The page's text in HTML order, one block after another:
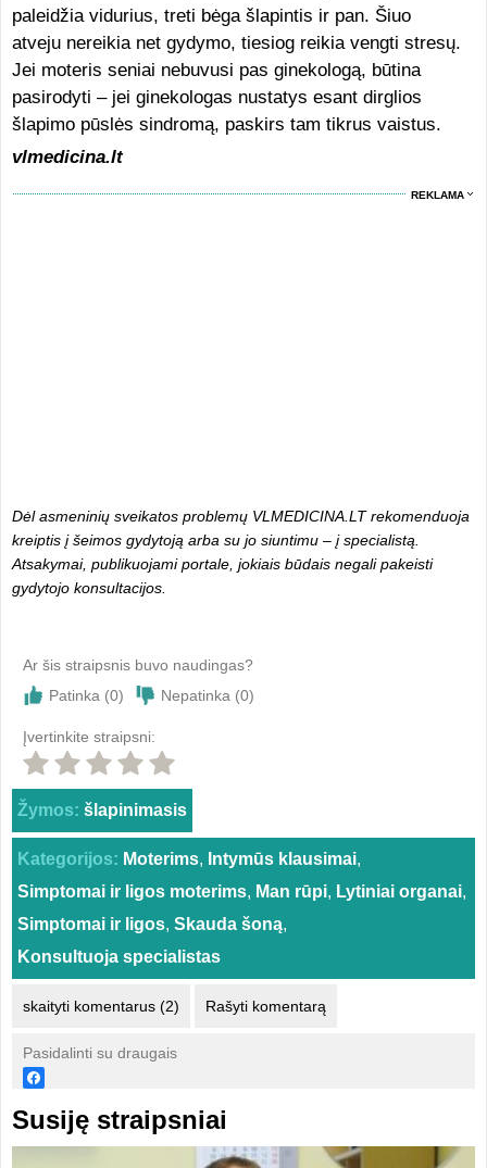
paleidžia vidurius, treti bėga šlapintis ir pan. Šiuo
atveju nereikia net gydymo, tiesiog reikia vengti stresų.
Jei moteris seniai nebuvusi pas ginekologą, būtina
pasirodyti – jei ginekologas nustatys esant dirglios
šlapimo pūslės sindromą, paskirs tam tikrus vaistus.
vlmedicina.lt
REKLAMA
Dėl asmeninių sveikatos problemų VLMEDICINA.LT rekomenduoja
kreiptis į šeimos gydytoją arba su jo siuntimu – į specialistą.
Atsakymai, publikuojami portale, jokiais būdais negali pakeisti
gydytojo konsultacijos.
Ar šis straipsnis buvo naudingas?
Patinka (0) Nepatinka (0)
Įvertinkite straipsni:
Žymos: šlapinimasis
Kategorijos: Moterims, Intymūs klausimai,
Simptomai ir ligos moterims, Man rūpi, Lytiniai organai,
Simptomai ir ligos, Skauda šoną,
Konsultuoja specialistas
skaityti komentarus (2) Rašyti komentarą
Pasidalinti su draugais
Susiję straipsniai